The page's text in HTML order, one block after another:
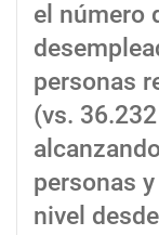
el número
personas
(vs.
personas
nivel